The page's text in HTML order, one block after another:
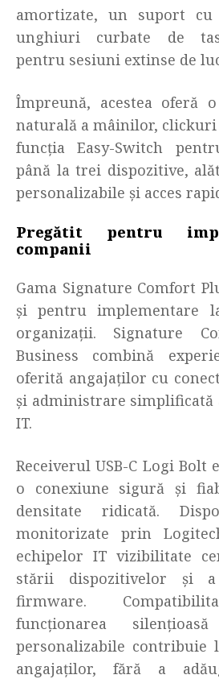
amortizate, un suport
unghiuri curbate de
pentru sesiuni extinse de
Împreună, acestea oferă
naturală a mâinilor, clickuri
funcția Easy-Switch
până la trei dispozitive,
personalizabile și acces
Pregătit pentru
companii
Gama Signature Comfort
și pentru implementare
organizații. Signature
Business combină
oferită angajaților cu
și administrare simplificată
IT.
Receiverul USB-C Logi Bolt
o conexiune sigură și
densitate ridicată.
monitorizate prin
echipelor IT vizibilitate
stării dispozitivelor și
firmware.
funcționarea
personalizabile contribuie
angajaților, fără a